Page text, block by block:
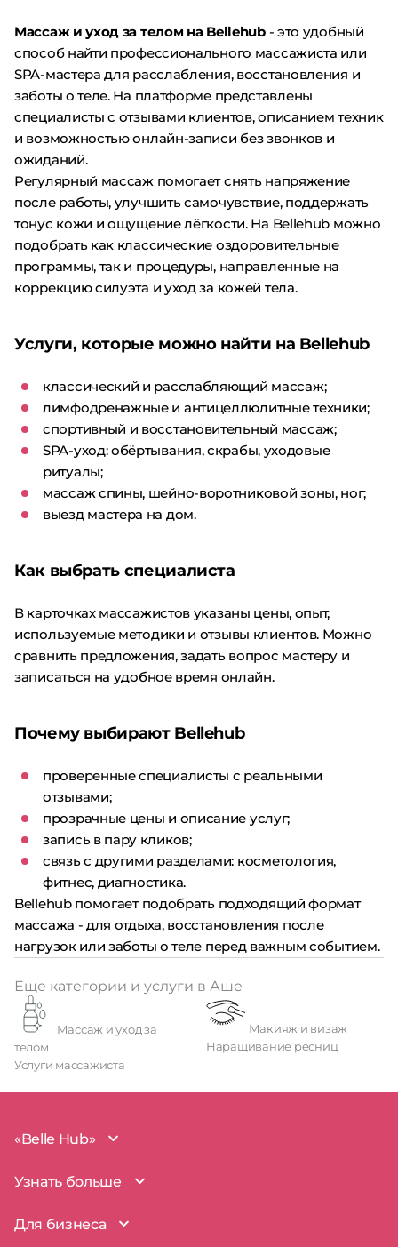
Массаж и уход за телом на Bellehub- это удобный
способ найти профессионального массажиста или
SPA-мастера для расслабления, восстановления и
заботы о теле. На платформе представлены
специалисты с отзывами клиентов, описанием техник
и возможностью онлайн-записи без звонков и
ожиданий.
Регулярный массаж помогает снять напряжение
после работы, улучшить самочувствие, поддержать
тонус кожи и ощущение лёгкости. На Bellehub можно
подобрать как классические оздоровительные
программы, так и процедуры, направленные на
коррекцию силуэта и уход за кожей тела.
Услуги, которые можно найти на Bellehub
классический и расслабляющий массаж;
лимфодренажные и антицеллюлитные техники;
спортивный и восстановительный массаж;
SPA-уход: обёртывания, скрабы, уходовые
ритуалы;
массаж спины, шейно-воротниковой зоны, ног;
выезд мастера на дом.
Как выбрать специалиста
В карточках массажистов указаны цены, опыт,
используемые методики и отзывы клиентов. Можно
сравнить предложения, задать вопрос мастеру и
записаться на удобное время онлайн.
Почему выбирают Bellehub
проверенные специалисты с реальными
отзывами;
прозрачные цены и описание услуг;
запись в пару кликов;
связь с другими разделами: косметология,
фитнес, диагностика.
Bellehub помогает подобрать подходящий формат
массажа - для отдыха, восстановления после
нагрузок или заботы о теле перед важным событием.
Еще категории и услуги в Аше
телом
Услуги массажиста
Макияж и визаж
Наращивание ресниц
«Belle Hub»
О проекте
Наша команда
Узнать больше
BelleHub для вас
Для бизнеса